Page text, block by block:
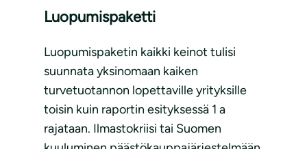
Luopumispaketti
Luopumispaketin kaikki keinot tulisi
suunnata yksinomaan kaiken
turvetuotannon lopettaville yrityksille
toisin kuin raportin esityksessä 1 a
rajataan. Ilmastokriisi tai Suomen